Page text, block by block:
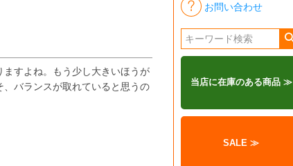
すよね。もう少し大きいほうが
バランスが取れていると思うの
お問い合わせ
当店に在庫のある商品 ≫
SALE ≫